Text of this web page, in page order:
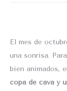
El mes de
una sonrisa.
bien animados,
copa de cava y